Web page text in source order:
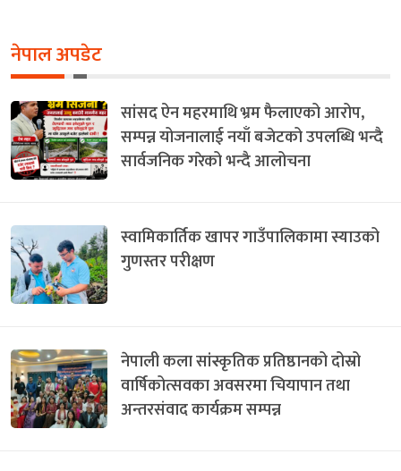
नेपाल अपडेट
सांसद ऐन महरमाथि भ्रम फैलाएको आरोप,
सम्पन्न योजनालाई नयाँ बजेटको उपलब्धि भन्दै
सार्वजनिक गरेको भन्दै आलोचना
स्वामिकार्तिक खापर गाउँपालिकामा स्याउको
गुणस्तर परीक्षण
नेपाली कला सांस्कृतिक प्रतिष्ठानको दोस्रो
वार्षिकोत्सवका अवसरमा चियापान तथा
अन्तरसंवाद कार्यक्रम सम्पन्न